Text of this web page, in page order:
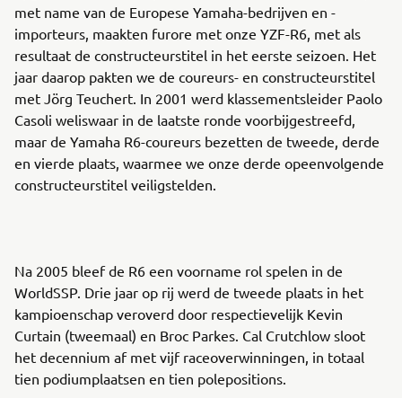
met name van de Europese Yamaha-bedrijven en -
importeurs, maakten furore met onze YZF-R6, met als
resultaat de constructeurstitel in het eerste seizoen. Het
jaar daarop pakten we de coureurs- en constructeurstitel
met Jörg Teuchert. In 2001 werd klassementsleider Paolo
Casoli weliswaar in de laatste ronde voorbijgestreefd,
maar de Yamaha R6-coureurs bezetten de tweede, derde
en vierde plaats, waarmee we onze derde opeenvolgende
constructeurstitel veiligstelden.
Na 2005 bleef de R6 een voorname rol spelen in de
WorldSSP. Drie jaar op rij werd de tweede plaats in het
kampioenschap veroverd door respectievelijk Kevin
Curtain (tweemaal) en Broc Parkes. Cal Crutchlow sloot
het decennium af met vijf raceoverwinningen, in totaal
tien podiumplaatsen en tien polepositions.